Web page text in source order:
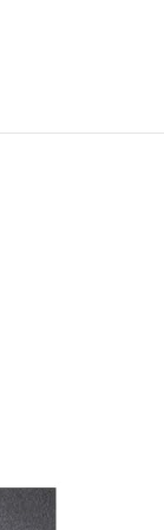
Drehspieß,